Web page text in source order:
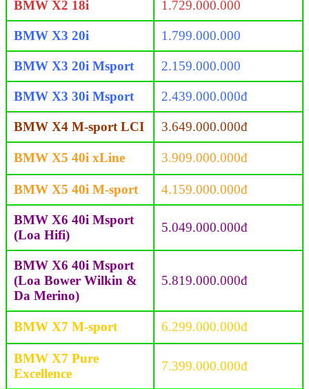
BMW X2 18i 1.729.000.000
BMW X3 20i 1.799.000.000
BMW X3 20i Msport 2.159.000.000
BMW X3 30i Msport 2.439.000.000đ
BMW X4 M-sport LCI 3.649.000.000đ
BMW X5 40i xLine 3.909.000.000đ
BMW X5 40i M-sport 4.159.000.000đ
BMW X6 40i Msport
(Loa Hifi)
5.049.000.000đ
BMW X6 40i Msport
(Loa Bower Wilkin &
Da Merino)
5.819.000.000đ
BMW X7 M-sport 6.299.000.000đ
BMW X7 Pure
Excellence
7.399.000.000đ